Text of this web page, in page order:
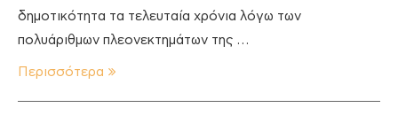
δημοτικότητα τα τελευταία χρόνια λόγω των
πολυάριθμων πλεονεκτημάτων της …
Περισσότερα